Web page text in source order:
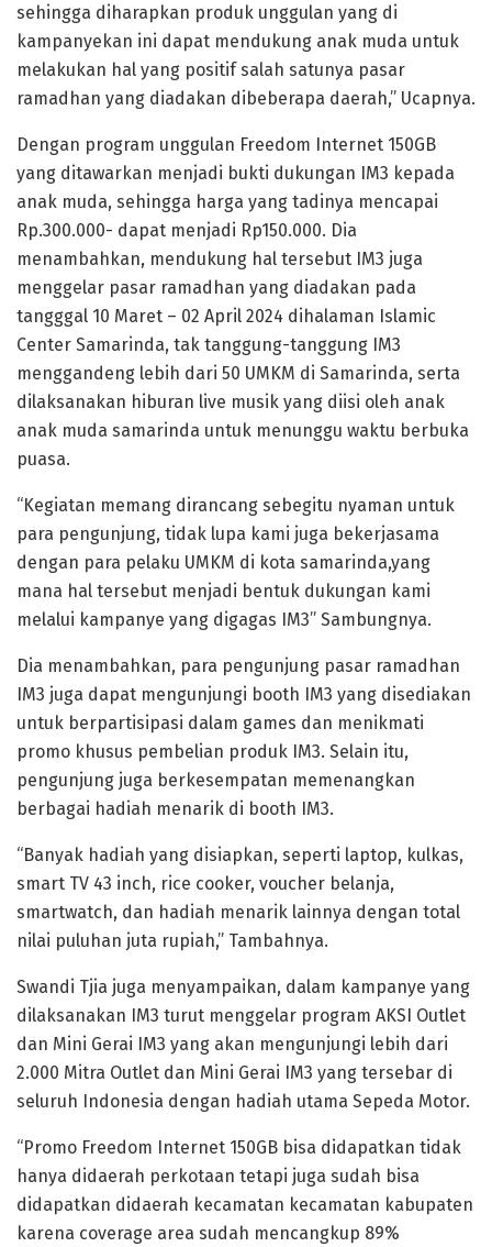
sehingga diharapkan produk unggulan yang di
kampanyekan ini dapat mendukung anak muda untuk
melakukan hal yang positif salah satunya pasar
ramadhan yang diadakan dibeberapa daerah,” Ucapnya.
Dengan program unggulan Freedom Internet 150GB
yang ditawarkan menjadi bukti dukungan IM3 kepada
anak muda, sehingga harga yang tadinya mencapai
Rp.300.000- dapat menjadi Rp150.000. Dia
menambahkan, mendukung hal tersebut IM3 juga
menggelar pasar ramadhan yang diadakan pada
tangggal 10 Maret – 02 April 2024 dihalaman Islamic
Center Samarinda, tak tanggung-tanggung IM3
menggandeng lebih dari 50 UMKM di Samarinda, serta
dilaksanakan hiburan live musik yang diisi oleh anak
anak muda samarinda untuk menunggu waktu berbuka
puasa.
“Kegiatan memang dirancang sebegitu nyaman untuk
para pengunjung, tidak lupa kami juga bekerjasama
dengan para pelaku UMKM di kota samarinda,yang
mana hal tersebut menjadi bentuk dukungan kami
melalui kampanye yang digagas IM3” Sambungnya.
Dia menambahkan, para pengunjung pasar ramadhan
IM3 juga dapat mengunjungi booth IM3 yang disediakan
untuk berpartisipasi dalam games dan menikmati
promo khusus pembelian produk IM3. Selain itu,
pengunjung juga berkesempatan memenangkan
berbagai hadiah menarik di booth IM3.
“Banyak hadiah yang disiapkan, seperti laptop, kulkas,
smart TV 43 inch, rice cooker, voucher belanja,
smartwatch, dan hadiah menarik lainnya dengan total
nilai puluhan juta rupiah,” Tambahnya.
Swandi Tjia juga menyampaikan, dalam kampanye yang
dilaksanakan IM3 turut menggelar program AKSI Outlet
dan Mini Gerai IM3 yang akan mengunjungi lebih dari
2.000 Mitra Outlet dan Mini Gerai IM3 yang tersebar di
seluruh Indonesia dengan hadiah utama Sepeda Motor.
“Promo Freedom Internet 150GB bisa didapatkan tidak
hanya didaerah perkotaan tetapi juga sudah bisa
didapatkan didaerah kecamatan kecamatan kabupaten
karena coverage area sudah mencangkup 89%